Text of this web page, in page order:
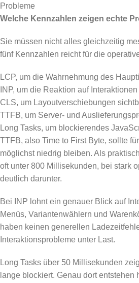
Probleme
Welche Kennzahlen zeigen echte
Sie müssen nicht alles gleichzeitig
fünf Kennzahlen reicht für die
LCP, um die Wahrnehmung des
INP, um die Reaktion auf
CLS, um Layoutverschiebungen
TTFB, um Server- und
Long Tasks, um blockierendes
TTFB, also Time to First Byte, sollte
möglichst niedrig bleiben. Als
oft unter 800 Millisekunden, bei stark
deutlich darunter.
Bei INP lohnt ein genauer Blick auf
Menüs, Variantenwählern und
haben keinen generellen
Interaktionsprobleme unter Last.
Long Tasks über 50 Millisekunden
lange blockiert. Genau dort entstehen